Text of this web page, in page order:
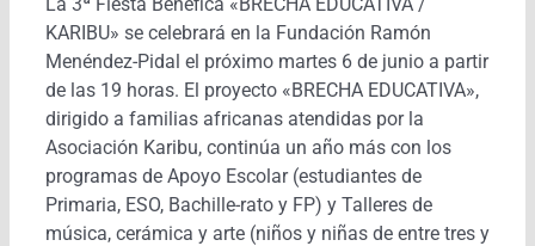
KARIBU» se celebrará en la Fundación Ramón
Menéndez-Pidal el próximo martes 6 de junio a partir
de las 19 horas. El proyecto «BRECHA EDUCATIVA»,
dirigido a familias africanas atendidas por la
Asociación Karibu, continúa un año más con los
programas de Apoyo Escolar (estudiantes de
Primaria, ESO, Bachille-rato y FP) y Talleres de
música, cerámica y arte (niños y niñas de entre tres y